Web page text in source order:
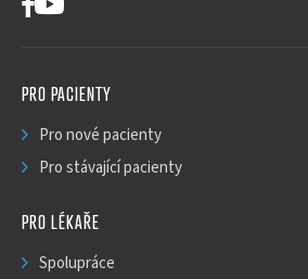
PRO PACIENTY
Pro nové pacienty
Pro stávající pacienty
PRO LÉKAŘE
Spolupráce